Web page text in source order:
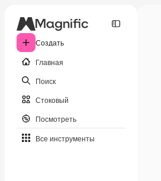
Создать
Главная
Поиск
Стоковый
Посмотреть
Все инструменты